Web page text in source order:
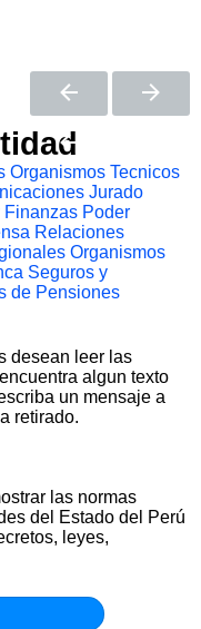
Organismos Tecnicos
Jurado
Finanzas Poder
Relaciones
Organismos
Seguros y
de Pensiones
desean leer las
algun texto
un mensaje a
retirado.
las normas
del Estado del Perú
leyes,